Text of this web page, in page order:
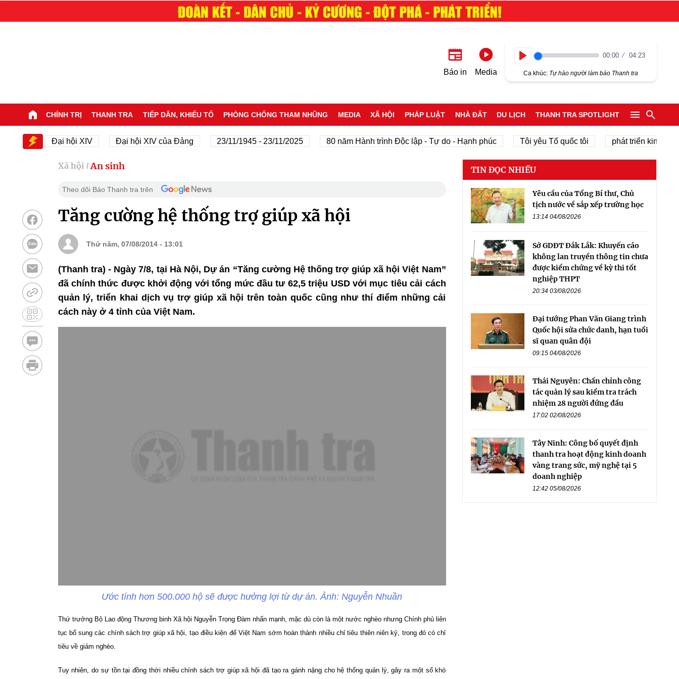
Báo in Media
00:00 04:23
Ca khúc: Tự hào người làm báo Thanh tra
CHÍNH TRỊ THANH TRA TIẾP DÂN, KHIẾU TỐ PHÒNG CHỐNG THAM NHŨNG MEDIA XÃ HỘI PHÁP LUẬT NHÀ ĐẤT DU LỊCH THANH TRA SPOTLIGHT
Đại hội XIV Đại hội XIV của Đảng 23/11/1945 - 23/11/2025 80 năm Hành trình Độc lập - Tự do - Hạnh phúc Tôi yêu Tổ quốc tôi phát triển kinh tế tư
Xã hội / An sinh
Theo dõi Báo Thanh tra trên
Tăng cường hệ thống trợ giúp xã hội
Thứ năm, 07/08/2014 - 13:01
(Thanh tra) - Ngày 7/8, tại Hà Nội, Dự án “Tăng cường Hệ thống trợ giúp xã hội Việt Nam”
đã chính thức được khởi động với tổng mức đầu tư 62,5 triệu USD với mục tiêu cải cách
quản lý, triển khai dịch vụ trợ giúp xã hội trên toàn quốc cũng như thí điểm những cải
cách này ở 4 tỉnh của Việt Nam.
Ước tính hơn 500.000 hộ sẽ được hưởng lợi từ dự án. Ảnh: Nguyễn Nhuần
Thứ trưởng Bộ Lao động Thương binh Xã hội Nguyễn Trọng Đàm nhấn mạnh, mặc dù còn là một nước nghèo nhưng Chính phủ liên
tục bổ sung các chính sách trợ giúp xã hội, tạo điều kiện để Việt Nam sớm hoàn thành nhiều chỉ tiêu thiên niên kỷ, trong đó có chỉ
tiêu về giảm nghèo.
Tuy nhiên, do sự tồn tại đồng thời nhiều chính sách trợ giúp xã hội đã tạo ra gánh nặng cho hệ thống quản lý, gây ra một số khó
TIN ĐỌC NHIỀU
Yêu cầu của Tổng Bí thư, Chủ
tịch nước về sắp xếp trường học
13:14 04/08/2026
Sở GDĐT Đắk Lắk: Khuyến cáo
không lan truyền thông tin chưa
được kiểm chứng về kỳ thi tốt
nghiệp THPT
20:34 03/08/2026
Đại tướng Phan Văn Giang trình
Quốc hội sửa chức danh, hạn tuổi
sĩ quan quân đội
09:15 04/08/2026
Thái Nguyên: Chấn chỉnh công
tác quản lý sau kiểm tra trách
nhiệm 28 người đứng đầu
17:02 02/08/2026
Tây Ninh: Công bố quyết định
thanh tra hoạt động kinh doanh
vàng trang sức, mỹ nghệ tại 5
doanh nghiệp
12:42 05/08/2026